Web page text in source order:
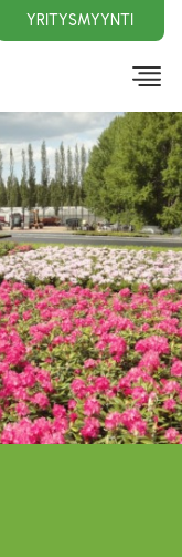
YRITYSMYYNTI